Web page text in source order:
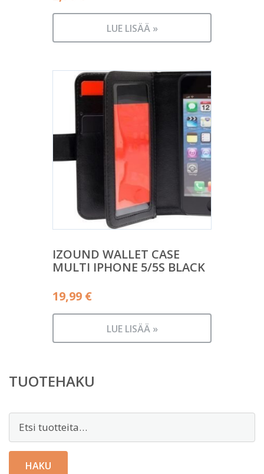
LUE LISÄÄ »
IZOUND WALLET CASE
MULTI IPHONE 5/5S BLACK
19,99 €
LUE LISÄÄ »
TUOTEHAKU
Etsi:
HAKU